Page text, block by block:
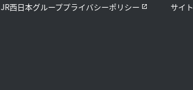
JR西日本グループプライバシーポリシー サイ